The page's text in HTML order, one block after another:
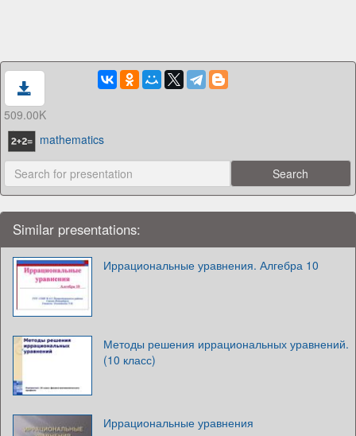
509.00K
mathematics
Similar presentations:
Иррациональные уравнения. Алгебра 10
Методы решения иррациональных уравнений.
(10 класс)
Иррациональные уравнения